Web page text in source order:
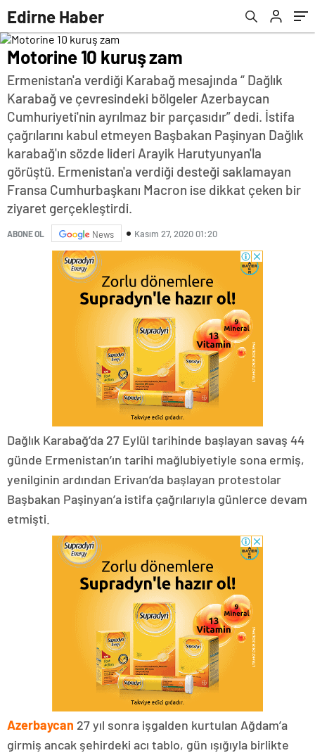
Edirne Haber
Motorine 10 kuruş zam
Ermenistan'a verdiği Karabağ mesajında “ Dağlık
Karabağ ve çevresindeki bölgeler Azerbaycan
Cumhuriyeti'nin ayrılmaz bir parçasıdır” dedi. İstifa
çağrılarını kabul etmeyen Başbakan Paşinyan Dağlık
karabağ'ın sözde lideri Arayik Harutyunyan'la
görüştü. Ermenistan'a verdiği desteği saklamayan
Fransa Cumhurbaşkanı Macron ise dikkat çeken bir
ziyaret gerçekleştirdi.
ABONE OL News Kasım 27, 2020 01:20
Dağlık Karabağ’da 27 Eylül tarihinde başlayan savaş 44
günde Ermenistan’ın tarihi mağlubiyetiyle sona ermiş,
yenilginin ardından Erivan’da başlayan protestolar
Başbakan Paşinyan’a istifa çağrılarıyla günlerce devam
etmişti.
Azerbaycan 27 yıl sonra işgalden kurtulan Ağdam’a
girmiş ancak şehirdeki acı tablo, gün ışığıyla birlikte